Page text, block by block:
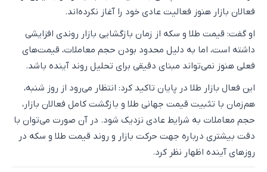
فعالان بازار هنوز فعالیت عادی خود را آغاز نکرده‌اند.
او گفت: قیمت طلا و سکه از زمان بازگشایی بازار روندی افزایشی
داشته است، اما به دلیل محدود بودن حجم معاملات، قیمت‌های
فعلی هنوز نمی‌تواند مبنای دقیقی برای تحلیل روند آینده باشد.
این فعال بازار طلا در پایان تاکید کرد: انتظار می‌رود از روز شنبه،
هم‌زمان با تثبیت قیمت جهانی طلا و بازگشت کامل فعالان بازار،
حجم معاملات به شرایط عادی نزدیک شود. در آن صورت می‌توان با
دقت بیشتری درباره جهت حرکت بازار و روند قیمت طلا و سکه در
روزهای آینده اظهار نظر کرد.